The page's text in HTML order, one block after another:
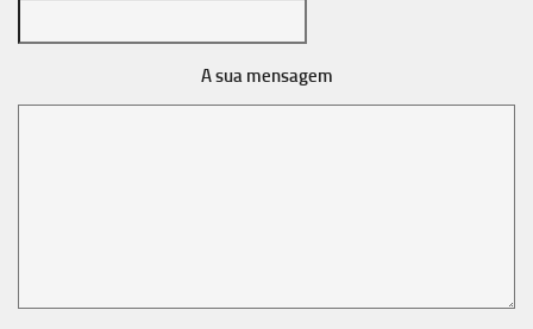
A sua mensagem